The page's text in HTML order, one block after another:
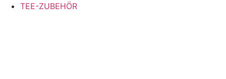
TEE-ZUBEHÖR